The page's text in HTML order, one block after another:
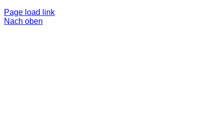
Page load link
Nach oben